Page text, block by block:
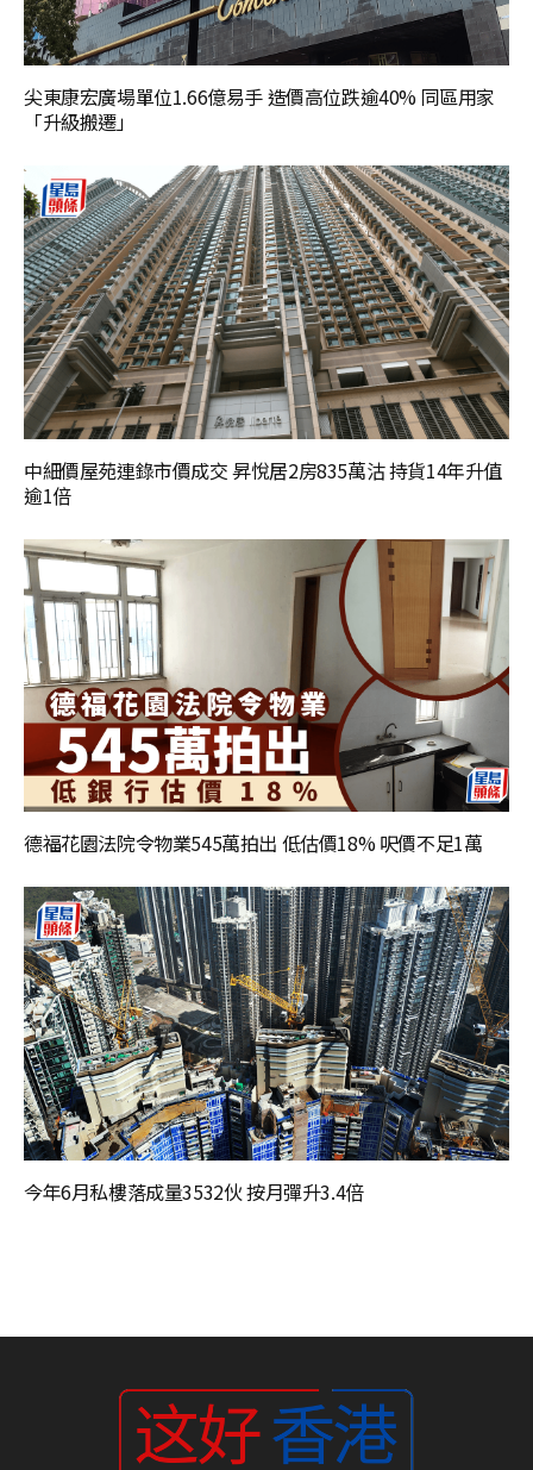
尖東康宏廣場單位1.66億易手 造價高位跌逾40% 同區用家
「升級搬遷」
中細價屋苑連錄市價成交 昇悅居2房835萬沽 持貨14年升值
逾1倍
德福花園法院令物業545萬拍出 低估價18% 呎價不足1萬
今年6月私樓落成量3532伙 按月彈升3.4倍